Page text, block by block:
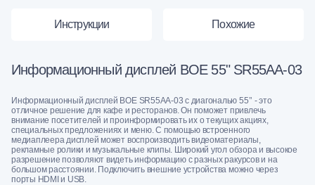
Инструкции Похожие
Информационный дисплей BOE 55" SR55AA-03
Информационный дисплей BOE SR55AA-03 с диагональю 55’’ - это
отличное решение для кафе и ресторанов. Он поможет привлечь
внимание посетителей и проинформировать их о текущих акциях,
специальных предложениях и меню. С помощью встроенного
медиаплеера дисплей может воспроизводить видеоматериалы,
рекламные ролики и музыкальные клипы. Широкий угол обзора и высокое
разрешение позволяют видеть информацию с разных ракурсов и на
большом расстоянии. Подключить внешние устройства можно через
порты HDMI и USB.